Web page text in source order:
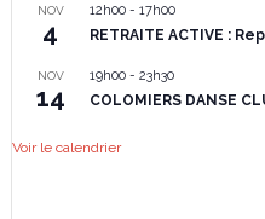
NOV
4
12h00- 17h00
RETRAITE ACTIVE :
NOV
14
19h00- 23h30
COLOMIERS DANSE
Voir le calendrier